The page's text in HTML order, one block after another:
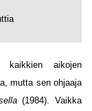
aikojen
mutta sen ohjaaja
(1984). Vaikka